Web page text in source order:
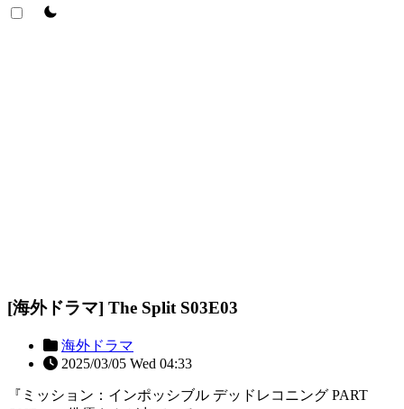
theme switcher
[海外ドラマ] The Split S03E03
海外ドラマ
2025/03/05 Wed 04:33
『ミッション：インポッシブル デッドレコニング PART